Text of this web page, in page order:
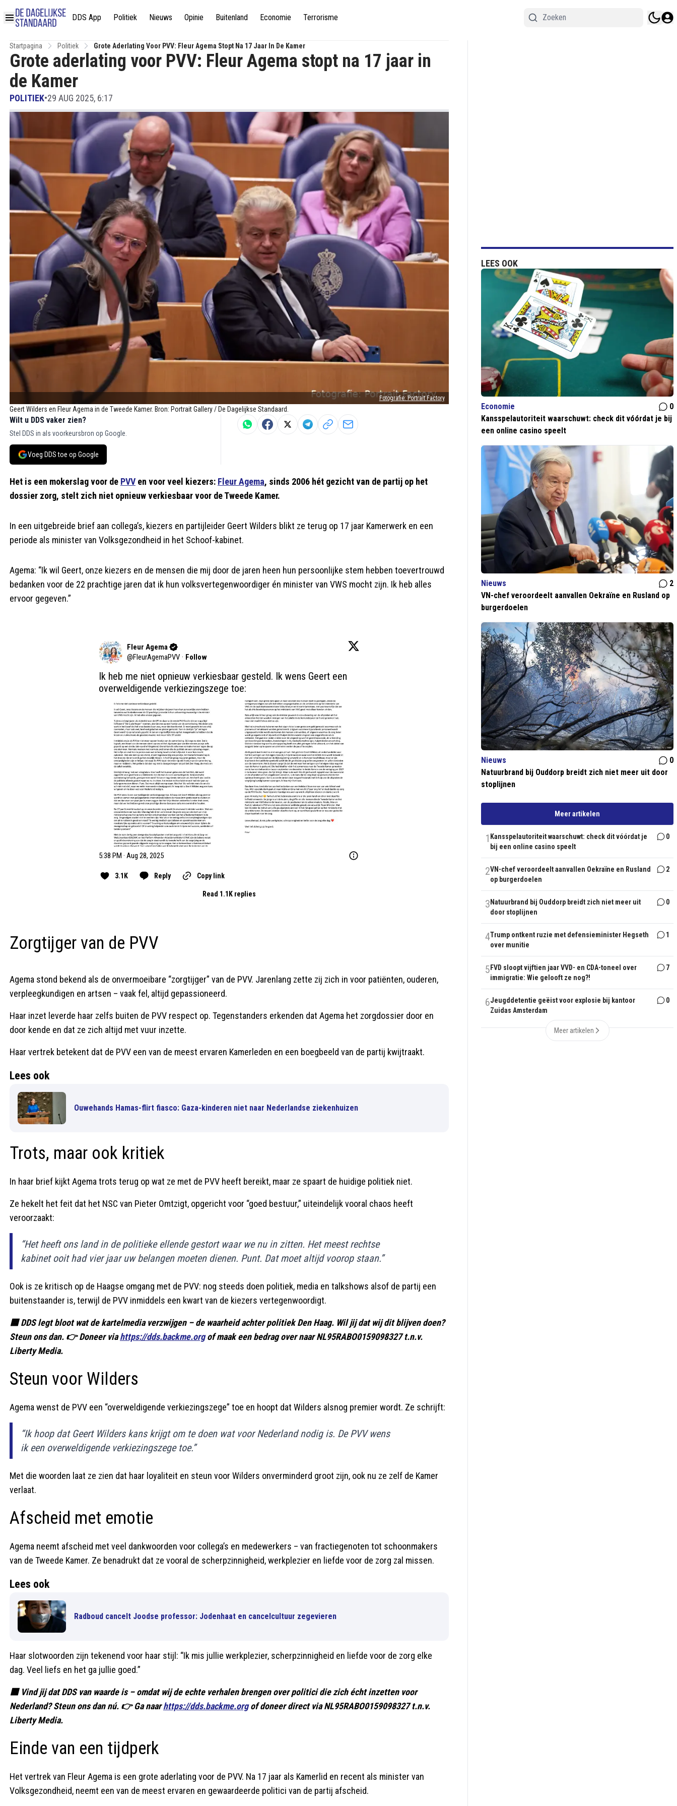
DDS App Politiek Nieuws Opinie Buitenland Economie Terrorisme
Startpagina Politiek Grote Aderlating Voor PVV: Fleur Agema Stopt Na 17 Jaar In De Kamer
Fotografie: Portrait Factory
Geert Wilders en Fleur Agema in de Tweede Kamer. Bron: Portrait Gallery / De Dagelijkse Standaard.
Grote aderlating voor PVV: Fleur Agema stopt na 17 jaar in
de Kamer
POLITIEK•29 AUG 2025, 6:17
Wilt u DDS vaker zien?
Stel DDS in als voorkeursbron op Google.
Voeg DDS toe op Google
Het is een mokerslag voor de PVV en voor veel kiezers: Fleur Agema, sinds 2006 hét gezicht van de partij op het
dossier zorg, stelt zich niet opnieuw verkiesbaar voor de Tweede Kamer.
In een uitgebreide brief aan collega’s, kiezers en partijleider Geert Wilders blikt ze terug op 17 jaar Kamerwerk en een
periode als minister van Volksgezondheid in het Schoof-kabinet.
Agema: “Ik wil Geert, onze kiezers en de mensen die mij door de jaren heen hun persoonlijke stem hebben toevertrouwd
bedanken voor de 22 prachtige jaren dat ik hun volksvertegenwoordiger én minister van VWS mocht zijn. Ik heb alles
ervoor gegeven.”
Fleur Agema
@FleurAgemaPVV · Follow
Ik heb me niet opnieuw verkiesbaar gesteld. Ik wens Geert een
overweldigende verkiezingszege toe:
5:38 PM · Aug 28, 2025
3.1K Reply Copy link
Read 1.1K replies
Zorgtijger van de PVV
Agema stond bekend als de onvermoeibare “zorgtijger” van de PVV. Jarenlang zette zij zich in voor patiënten, ouderen,
verpleegkundigen en artsen – vaak fel, altijd gepassioneerd.
Haar inzet leverde haar zelfs buiten de PVV respect op. Tegenstanders erkenden dat Agema het zorgdossier door en
door kende en dat ze zich altijd met vuur inzette.
Haar vertrek betekent dat de PVV een van de meest ervaren Kamerleden en een boegbeeld van de partij kwijtraakt.
Lees ook
Ouwehands Hamas-flirt fiasco: Gaza-kinderen niet naar Nederlandse ziekenhuizen
Trots, maar ook kritiek
In haar brief kijkt Agema trots terug op wat ze met de PVV heeft bereikt, maar ze spaart de huidige politiek niet.
Ze hekelt het feit dat het NSC van Pieter Omtzigt, opgericht voor “goed bestuur,” uiteindelijk vooral chaos heeft
veroorzaakt:
“Het heeft ons land in de politieke ellende gestort waar we nu in zitten. Het meest rechtse
kabinet ooit had vier jaar uw belangen moeten dienen. Punt. Dat moet altijd voorop staan.”
Ook is ze kritisch op de Haagse omgang met de PVV: nog steeds doen politiek, media en talkshows alsof de partij een
buitenstaander is, terwijl de PVV inmiddels een kwart van de kiezers vertegenwoordigt.
🟦 DDS legt bloot wat de kartelmedia verzwijgen – de waarheid achter politiek Den Haag. Wil jij dat wij dit blijven doen?
Steun ons dan. 👉 Doneer viahttps://dds.backme.orgof maak een bedrag over naar NL95RABO0159098327 t.n.v.
Liberty Media.
Steun voor Wilders
Agema wenst de PVV een “overweldigende verkiezingszege” toe en hoopt dat Wilders alsnog premier wordt. Ze schrijft:
“Ik hoop dat Geert Wilders kans krijgt om te doen wat voor Nederland nodig is. De PVV wens
ik een overweldigende verkiezingszege toe.”
Met die woorden laat ze zien dat haar loyaliteit en steun voor Wilders onverminderd groot zijn, ook nu ze zelf de Kamer
verlaat.
Afscheid met emotie
Agema neemt afscheid met veel dankwoorden voor collega’s en medewerkers – van fractiegenoten tot schoonmakers
van de Tweede Kamer. Ze benadrukt dat ze vooral de scherpzinnigheid, werkplezier en liefde voor de zorg zal missen.
Lees ook
Radboud cancelt Joodse professor: Jodenhaat en cancelcultuur zegevieren
Haar slotwoorden zijn tekenend voor haar stijl: “Ik mis jullie werkplezier, scherpzinnigheid en liefde voor de zorg elke
dag. Veel liefs en het ga jullie goed.”
🟥 Vind jij dat DDS van waarde is – omdat wij de echte verhalen brengen over politici die zich écht inzetten voor
Nederland? Steun ons dan nú. 👉 Ga naarhttps://dds.backme.orgof doneer direct via NL95RABO0159098327 t.n.v.
Liberty Media.
Einde van een tijdperk
Het vertrek van Fleur Agema is een grote aderlating voor de PVV. Na 17 jaar als Kamerlid en recent als minister van
Volksgezondheid, neemt een van de meest ervaren en gewaardeerde politici van de partij afscheid.
LEES OOK
Economie
0
Kansspelautoriteit waarschuwt: check dit vóórdat je bij
een online casino speelt
Nieuws
2
VN-chef veroordeelt aanvallen Oekraïne en Rusland op
burgerdoelen
Nieuws
0
Natuurbrand bij Ouddorp breidt zich niet meer uit door
stoplijnen
Meer artikelen
1 Kansspelautoriteit waarschuwt: check dit vóórdat je
bij een online casino speelt
0
2VN-chef veroordeelt aanvallen Oekraïne en Rusland
op burgerdoelen
2
3 Natuurbrand bij Ouddorp breidt zich niet meer uit
door stoplijnen
0
4Trump ontkent ruzie met defensieminister Hegseth
over munitie
1
5 FVD sloopt vijftien jaar VVD- en CDA-toneel over
immigratie: Wie gelooft ze nog?!
7
6Jeugddetentie geëist voor explosie bij kantoor
Zuidas Amsterdam
0
Meer artikelen